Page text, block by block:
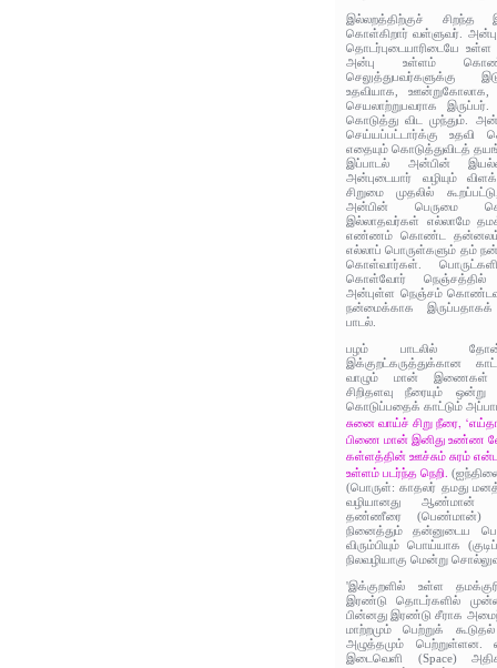
இல்லறத்திற்குச்
கொள்கிறார் வள்ளுவர். அன்பு
தொடர்புடையாரிடையே உள்ள
அன்பு உள்ளம்
செலுத்துபவர்களுக்கு
உதவியாக, ஊன்றுகோலாக,
செயலாற்றுபவராக
கொடுத்து விட முந்தும்.
செய்யப்பட்டார்க்கு உதவி
எதையும் கொடுத்துவிடத்
இப்பாடல் அன்பின்
அன்புடையார் வழியும்
சிறுமை முதலில்
அன்பின் பெருமை
இல்லாதவர்கள் எல்லாமே
எண்ணம் கொண்ட தன்னலம்
எல்லாப் பொருள்களும் தம்
கொள்வார்கள்.
கொள்வோர் நெஞ்சத்தில்
அன்புள்ள நெஞ்சம்
நன்மைக்காக இருப்பதாகக்
பாடல்.
பழம் பாடலில்
இக்குறட்கருத்துக்கான
வாழும் மான் இணைகள்
சிறிதளவு நீரையும்
கொடுப்பதைக் காட்டும்
சுனை வாய்ச் சிறு நீரை,
பிணை மான் இனிது உண்ண
கள்ளத்தின் ஊச்சும் சுரம்
உள்ளம் படர்ந்த நெறி.
(பொருள்: காதலர் தமது
வழியானது ஆண்மான்
தண்ணீரை (பெண்மான்)
நினைத்தும் தன்னுடைய
விரும்பியும் பொய்யாக
நிலவழியாகு மென்று
'இக்குறளில் உள்ள
இரண்டு தொடர்களில்
பின்னது இரண்டு சீராக
மாற்றமும் பெற்றுக்
அழுத்தமும் பெற்றுள்ளன.
இடைவெளி (Space)